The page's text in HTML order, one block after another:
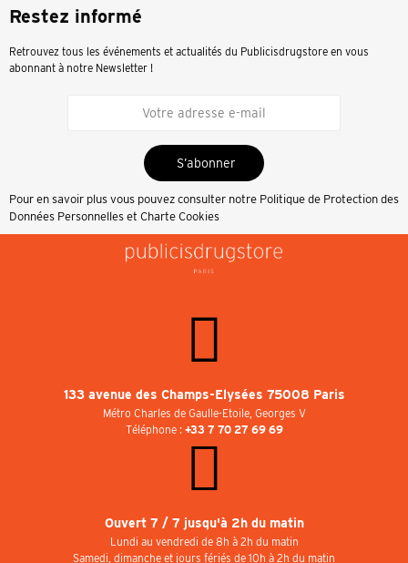
Restez informé
Retrouvez tous les événements et actualités du Publicisdrugstore en vous
abonnant à notre Newsletter !
S’abonner
Pour en savoir plus vous pouvez consulter notre Politique de Protection des
Données Personnelles et Charte Cookies
133 avenue des Champs-Elysées 75008 Paris
Métro Charles de Gaulle-Etoile, Georges V
Téléphone : +33 7 70 27 69 69
Ouvert 7 / 7 jusqu'à 2h du matin
Lundi au vendredi de 8h à 2h du matin
Samedi, dimanche et jours fériés de 10h à 2h du matin